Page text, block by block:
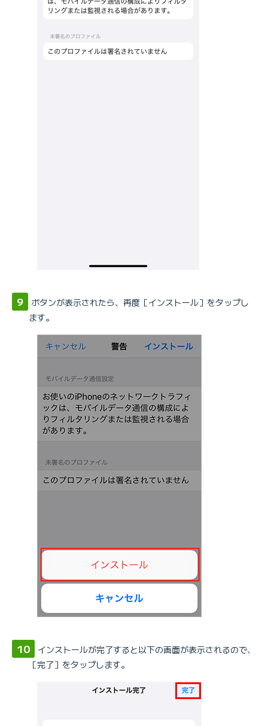
ボタンが表示されたら、再度［インストール］をタップし
ます。
インストールが完了すると以下の画面が表示されるので、
［完了］をタップします。